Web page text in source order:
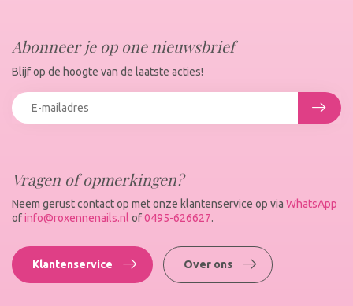
Vragen of opmerkingen?
Neem gerust contact op met onze klantenservice op via WhatsApp
ofinfo@roxennenails.nl of0495-626627.
Klantenservice Over ons
Abonneer je op one nieuwsbrief
Blijf op de hoogte van de laatste acties!